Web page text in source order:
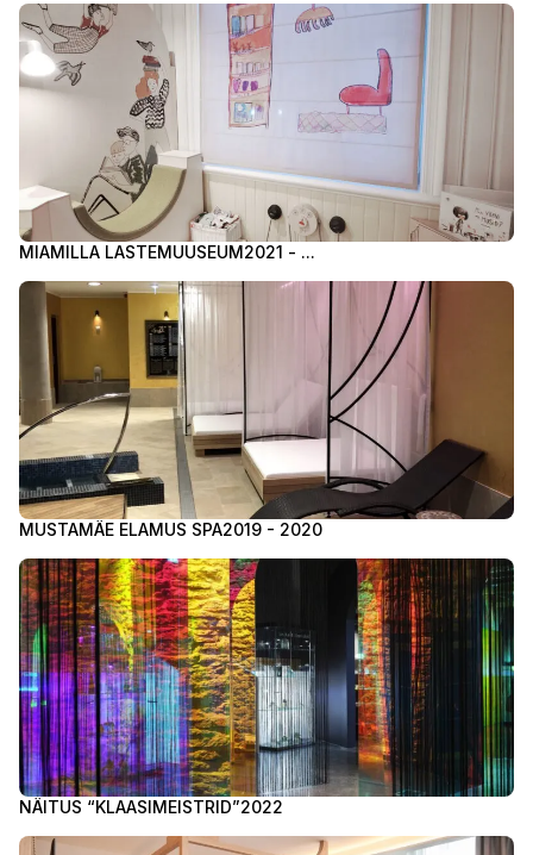
MIAMILLA LASTEMUUSEUM2021 - ...
MUSTAMÄE ELAMUS SPA2019 - 2020
NÄITUS “KLAASIMEISTRID”2022